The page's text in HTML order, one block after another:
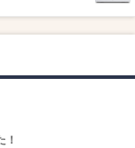
！